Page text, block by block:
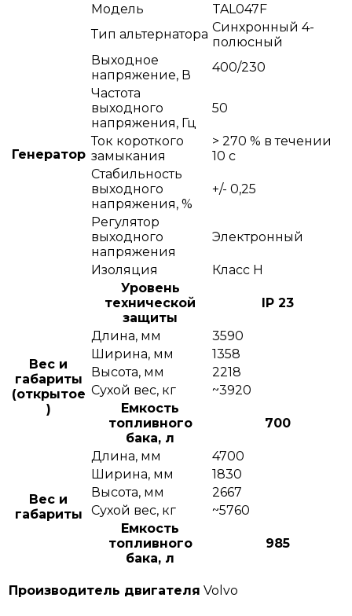
Генератор
Модель
TAL047F
Тип альтернатора Синхронный 4-
полюсный
Выходное
напряжение, В
400/230
Частота
выходного
напряжения, Гц
50
Ток короткого
замыкания
> 270 % в течении
10 с
Стабильность
выходного
напряжения, %
+/- 0,25
Регулятор
выходного
напряжения
Электронный
Изоляция
Класс Н
Уровень
технической
защиты
IP 23
Вес и
габариты
(открытое
)
Длина, мм
3590
Ширина, мм
1358
Высота, мм
2218
Сухой вес, кг
~3920
Емкость
топливного
бака, л
700
Вес и
габариты
Длина, мм
4700
Ширина, мм
1830
Высота, мм
2667
Сухой вес, кг
~5760
Емкость
топливного
бака, л
985
Производитель двигателя Volvo